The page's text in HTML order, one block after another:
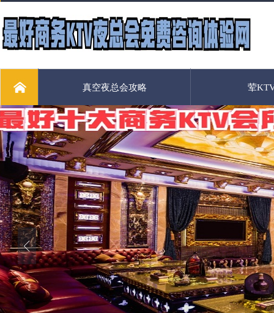
真空夜总会攻略 荤